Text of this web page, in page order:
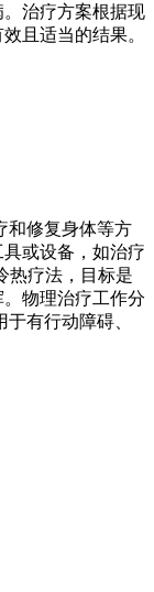
治疗方案根据现
且适当的结果。
和修复身体等方
或设备，如治疗
热疗法，目标是
物理治疗工作分
有行动障碍、